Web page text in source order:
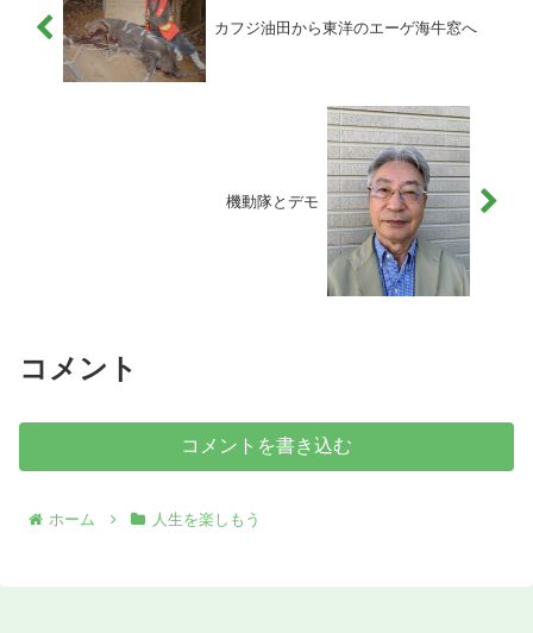
カフジ油田から東洋のエーゲ海牛窓へ
機動隊とデモ
コメント
コメントを書き込む
ホーム 人生を楽しもう